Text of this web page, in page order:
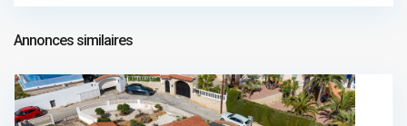
675.000 €
Annonces similaires